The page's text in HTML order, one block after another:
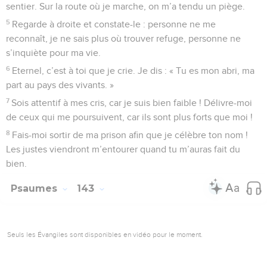
sentier. Sur la route où je marche, on m’a tendu un piège.
5 Regarde à droite et constate-le : personne ne me
reconnaît, je ne sais plus où trouver refuge, personne ne
s’inquiète pour ma vie.
6 Eternel, c’est à toi que je crie. Je dis : « Tu es mon abri, ma
part au pays des vivants. »
7 Sois attentif à mes cris, car je suis bien faible ! Délivre-moi
de ceux qui me poursuivent, car ils sont plus forts que moi !
8 Fais-moi sortir de ma prison afin que je célèbre ton nom !
Les justes viendront m’entourer quand tu m’auras fait du
bien.
Psaumes 143
Seuls les Évangiles sont disponibles en vidéo pour le moment.